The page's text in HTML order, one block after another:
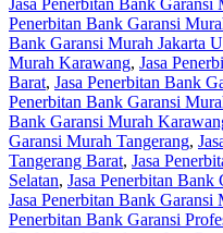
Jasa Penerbitan Bank Garansi
Penerbitan Bank Garansi
Bank Garansi Murah Jakarta
Murah Karawang, Jasa
Barat, Jasa Penerbitan Bank
Penerbitan Bank Garansi
Bank Garansi Murah
Garansi Murah Tangerang,
Tangerang Barat, Jasa
Selatan, Jasa Penerbitan
Jasa Penerbitan Bank Garansi
Penerbitan Bank Garansi